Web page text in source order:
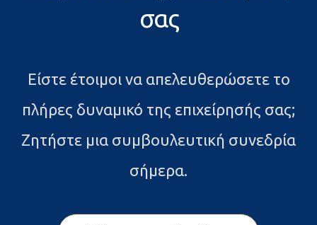
σας
Είστε έτοιμοι να απελευθερώσετε το
πλήρες δυναμικό της επιχείρησής σας;
Ζητήστε μια συμβουλευτική συνεδρία
σήμερα.